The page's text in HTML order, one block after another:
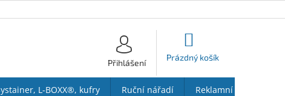
Přihlášení
Prázdný košík
L-BOXX®, kufry Ruční nářadí Reklamní předměty